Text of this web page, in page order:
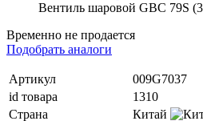
Вентиль шаровой GBC 79S
Временно не продается
Подобрать аналоги
Артикул
009G7037
id товара
1310
Страна
Китай